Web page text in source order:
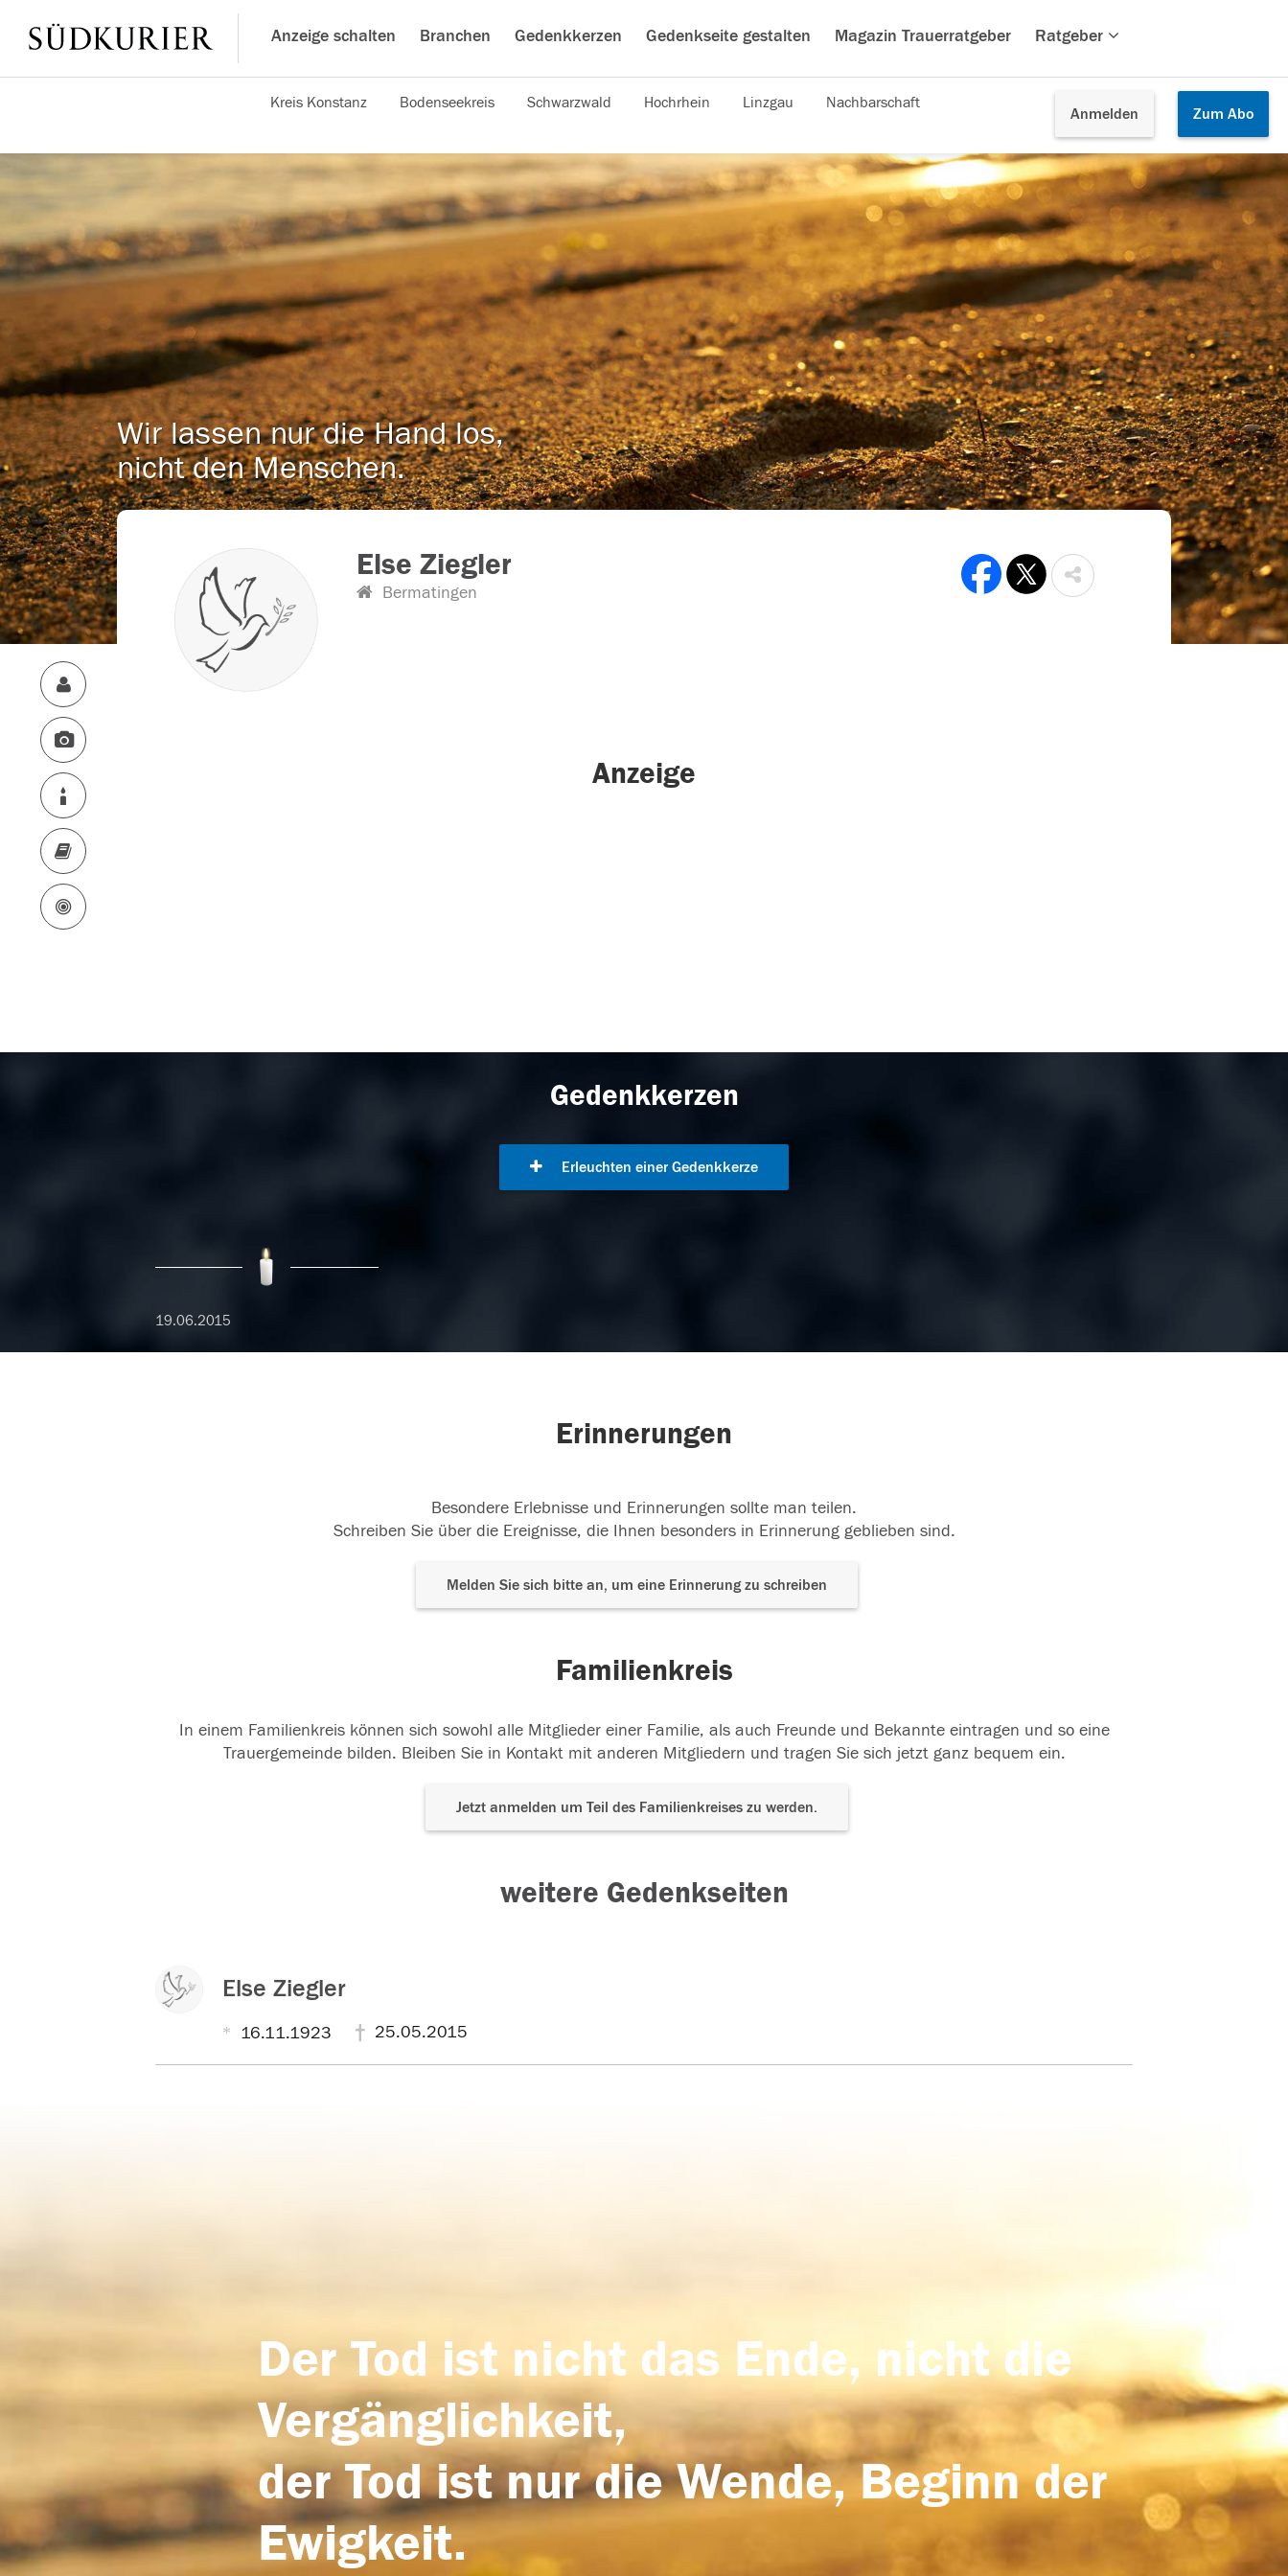
Anzeige schalten Branchen Gedenkkerzen Gedenkseite gestalten Magazin Trauerratgeber Ratgeber
Anmelden Zum Abo
Kreis Konstanz Bodenseekreis Schwarzwald Hochrhein Linzgau Nachbarschaft
Wir lassen nur die Hand los,
nicht den Menschen.
Else Ziegler
Bermatingen
Anzeige
Gedenkkerzen
Erleuchten einer Gedenkkerze
19.06.2015
Erinnerungen
Besondere Erlebnisse und Erinnerungen sollte man teilen.
Schreiben Sie über die Ereignisse, die Ihnen besonders in Erinnerung geblieben sind.
Melden Sie sich bitte an, um eine Erinnerung zu schreiben
Familienkreis
In einem Familienkreis können sich sowohl alle Mitglieder einer Familie, als auch Freunde und Bekannte eintragen und so eine
Trauergemeinde bilden. Bleiben Sie in Kontakt mit anderen Mitgliedern und tragen Sie sich jetzt ganz bequem ein.
Jetzt anmelden um Teil des Familienkreises zu werden.
weitere Gedenkseiten
Else Ziegler
16.11.1923 25.05.2015
Der Tod ist nicht das Ende, nicht die
Vergänglichkeit,
der Tod ist nur die Wende, Beginn der
Ewigkeit.